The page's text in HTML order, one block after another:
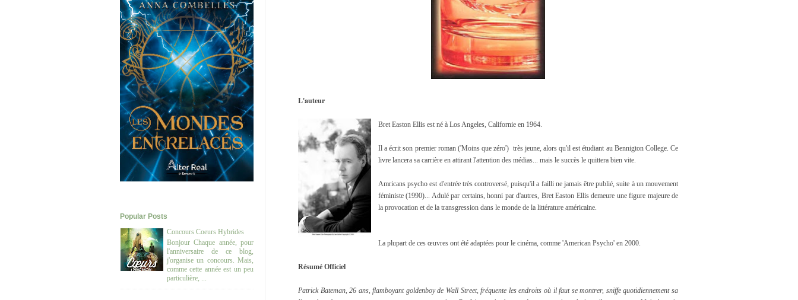
L'auteur
Bret Easton Ellis est né à Los Angeles, Californie en 1964.
Il a écrit son premier roman ('Moins que zéro') très jeune, alors qu'il est étudiant au Bennigton College. Ce
livre lancera sa carrière en attirant l'attention des médias... mais le succès le quittera bien vite.
Amricans psycho est d'entrée très controversé, puisqu'il a failli ne jamais être publié, suite à un mouvement
féministe (1990)... Adulé par certains, honni par d'autres, Bret Easton Ellis demeure une figure majeure de
la provocation et de la transgression dans le monde de la littérature américaine.
La plupart de ces œuvres ont été adaptées pour le cinéma, comme 'American Psycho' en 2000.
Résumé Officiel
Patrick Bateman, 26 ans, flamboyant goldenboy de Wall Street, fréquente les endroits où il faut se montrer, sniffe quotidiennement sa
Popular Posts
Concours Coeurs Hybrides
Bonjour Chaque année, pour
l'anniversaire de ce blog,
j'organise un concours. Mais,
comme cette année est un peu
particulière, ...